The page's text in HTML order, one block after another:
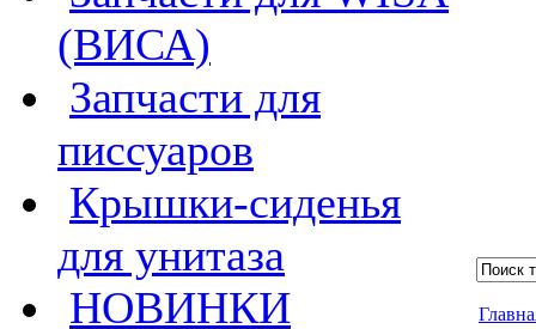
(ВИСА)
Запчасти для
писсуаров
Крышки-сиденья
для унитаза
НОВИНКИ